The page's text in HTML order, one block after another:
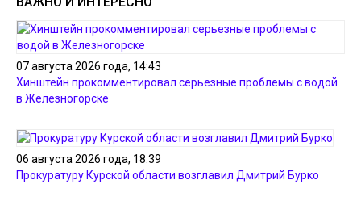
07 августа 2026 года, 14:43
Хинштейн прокомментировал серьезные проблемы с водой
в Железногорске
06 августа 2026 года, 18:39
Прокуратуру Курской области возглавил Дмитрий Бурко